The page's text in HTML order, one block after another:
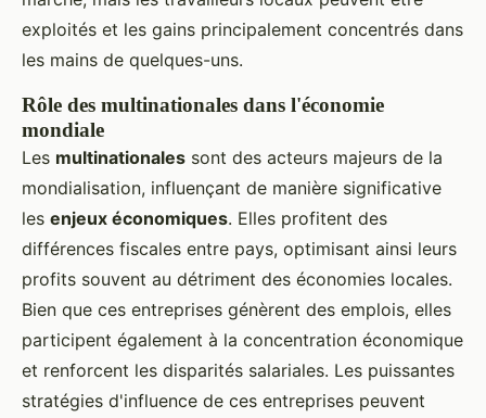
exploités et les gains principalement concentrés dans
les mains de quelques-uns.
Rôle des multinationales dans l'économie
mondiale
Les multinationales sont des acteurs majeurs de la
mondialisation, influençant de manière significative
les enjeux économiques. Elles profitent des
différences fiscales entre pays, optimisant ainsi leurs
profits souvent au détriment des économies locales.
Bien que ces entreprises génèrent des emplois, elles
participent également à la concentration économique
et renforcent les disparités salariales. Les puissantes
stratégies d'influence de ces entreprises peuvent